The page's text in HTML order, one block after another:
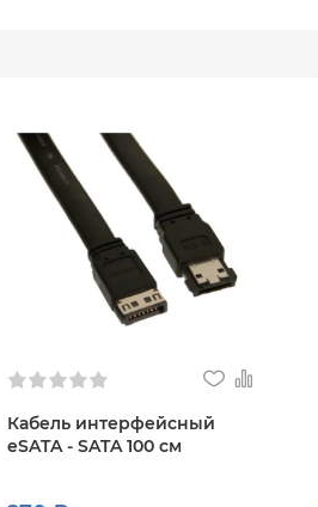
Кабель интерфейсный
eSATA - SATA 100 см